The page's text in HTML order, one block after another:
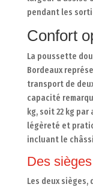
pendant les
Confort
La poussette
Bordeaux
transport de
capacité
kg, soit 22 kg
légèreté et
incluant le
Des
Les deux sièges,